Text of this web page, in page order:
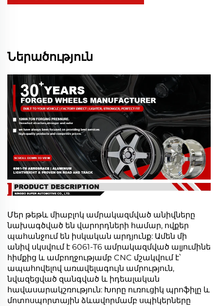
Ներածություն
Մեր թեթև միաբլոկ ամրակազմված անիվները
նախագծված են վարորդների համար, ովքեր
պահանջում են իսկական արդյունք: Ամեն մի
անիվ սկսվում է 6061-T6 ամրակազմված ալյումինե
հիմքից և ամբողջությամբ CNC մշակվում է՝
ապահովելով առավելագույն ամրություն,
նվազեցված զանգված և իդեալական
հավասարակշռություն: Խորը ուռուցիկ պրոֆիլը և
մոտոսպորտային ձևավորմամբ սպիկերները